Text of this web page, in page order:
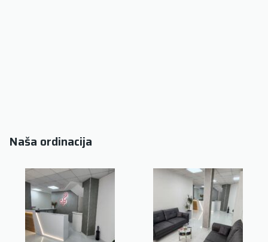
Naša ordinacija